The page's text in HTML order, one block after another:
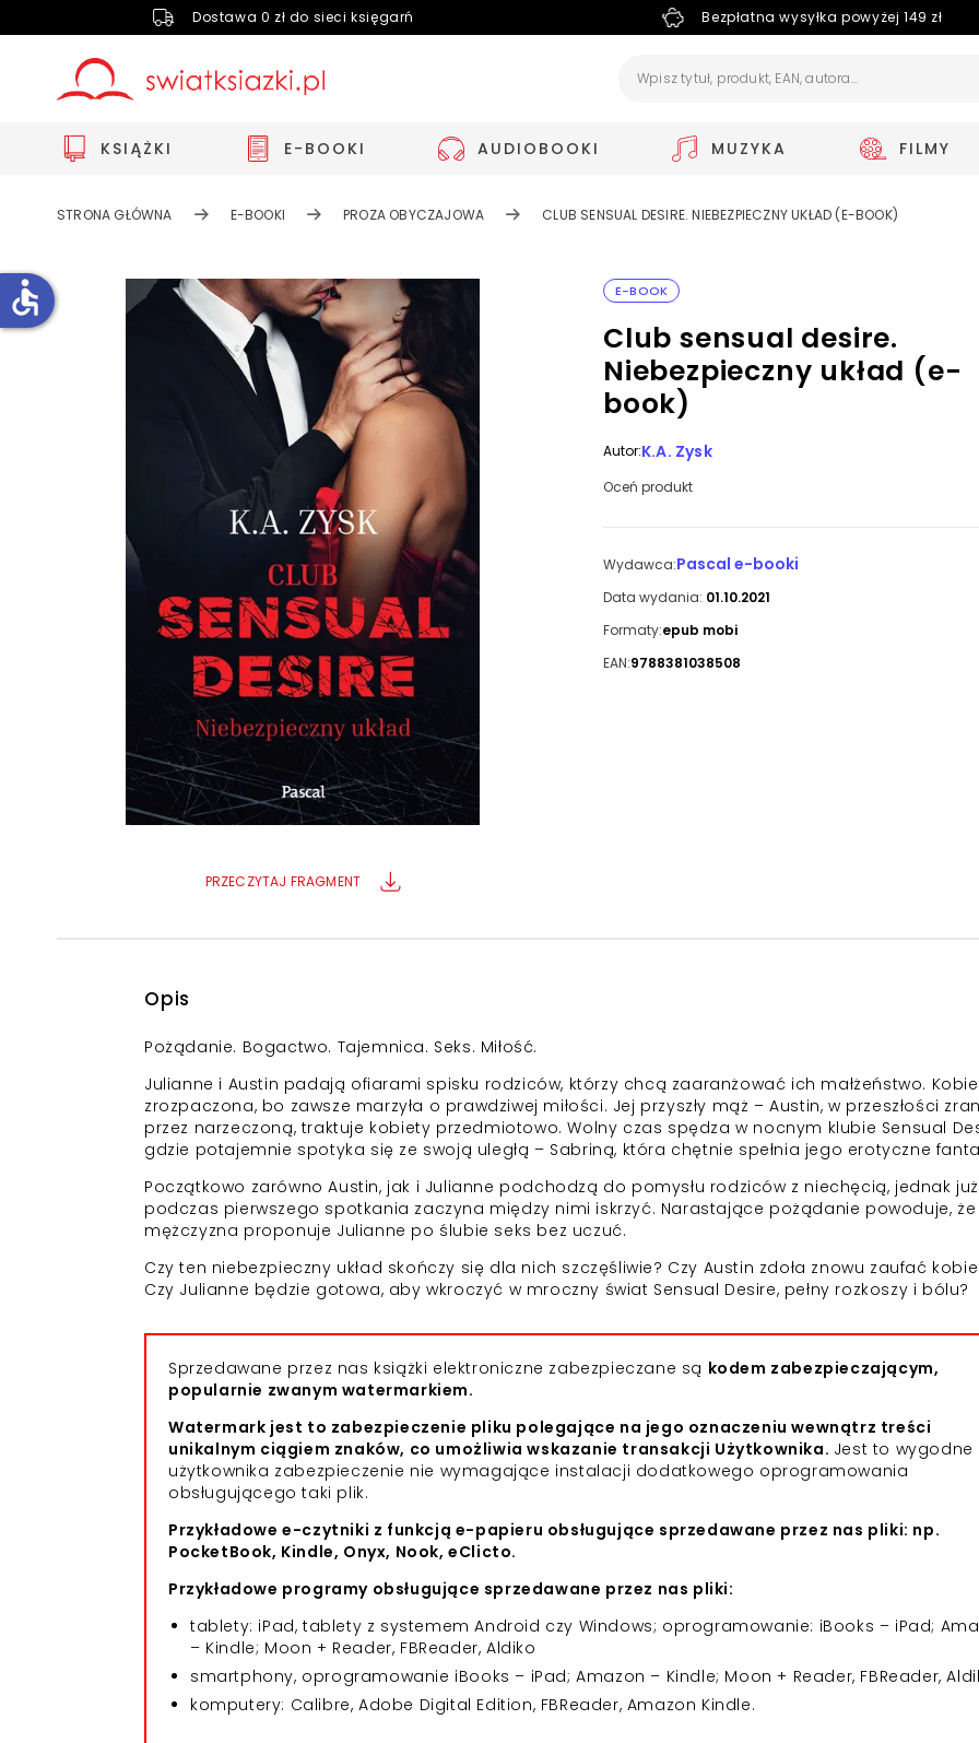
Dostawa 0 zł do sieci księgarń Bezpłatna wysyłka powyżej 149 zł
KSIĄŻKI E-BOOKI AUDIOBOOKI MUZYKA FILMY
STRONA GŁÓWNA E-BOOKI PROZA OBYCZAJOWA CLUB SENSUAL DESIRE. NIEBEZPIECZNY UKŁAD (E-BOOK)
PRZECZYTAJ FRAGMENT
E-BOOK
Club sensual desire.
Niebezpieczny układ (e-
book)
Autor:K.A. Zysk
Oceń produkt
Wydawca:Pascal e-booki
Data wydania: 01.10.2021
Formaty:epub mobi
EAN:9788381038508
Opis
Pożądanie. Bogactwo. Tajemnica. Seks. Miłość.
Julianne i Austin padają ofiarami spisku rodziców, którzy chcą zaaranżować ich małżeństwo.
zrozpaczona, bo zawsze marzyła o prawdziwej miłości. Jej przyszły mąż – Austin, w przeszłości
przez narzeczoną, traktuje kobiety przedmiotowo. Wolny czas spędza w nocnym klubie Sensual
gdzie potajemnie spotyka się ze swoją uległą – Sabriną, która chętnie spełnia jego erotyczne
Początkowo zarówno Austin, jak i Julianne podchodzą do pomysłu rodziców z niechęcią, jednak już
podczas pierwszego spotkania zaczyna między nimi iskrzyć. Narastające pożądanie powoduje, że
mężczyzna proponuje Julianne po ślubie seks bez uczuć.
Czy ten niebezpieczny układ skończy się dla nich szczęśliwie? Czy Austin zdoła znowu zaufać
Czy Julianne będzie gotowa, aby wkroczyć w mroczny świat Sensual Desire, pełny rozkoszy i bólu?
Sprzedawane przez nas książki elektroniczne zabezpieczane są kodem zabezpieczającym,
popularnie zwanym watermarkiem.
Watermark jest to zabezpieczenie pliku polegające na jego oznaczeniu wewnątrz treści
unikalnym ciągiem znaków, co umożliwia wskazanie transakcji Użytkownika. Jest to wygodne
użytkownika zabezpieczenie nie wymagające instalacji dodatkowego oprogramowania
obsługującego taki plik.
Przykładowe e-czytniki z funkcją e-papieru obsługujące sprzedawane przez nas pliki: np.
PocketBook, Kindle, Onyx, Nook, eClicto.
Przykładowe programy obsługujące sprzedawane przez nas pliki:
tablety: iPad, tablety z systemem Android czy Windows; oprogramowanie: iBooks – iPad;
– Kindle; Moon + Reader, FBReader, Aldiko
smartphony, oprogramowanie iBooks – iPad; Amazon – Kindle; Moon + Reader, FBReader,
komputery: Calibre, Adobe Digital Edition, FBReader, Amazon Kindle.
accessible
Pomoc w czytaniu